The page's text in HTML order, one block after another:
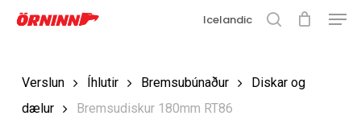
Fara
Icelandic
Verslun Íhlutir Bremsubúnaður
Diskar og
dælur
Bremsudiskur 180mm RT86